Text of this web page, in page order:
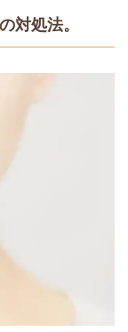
対処法。